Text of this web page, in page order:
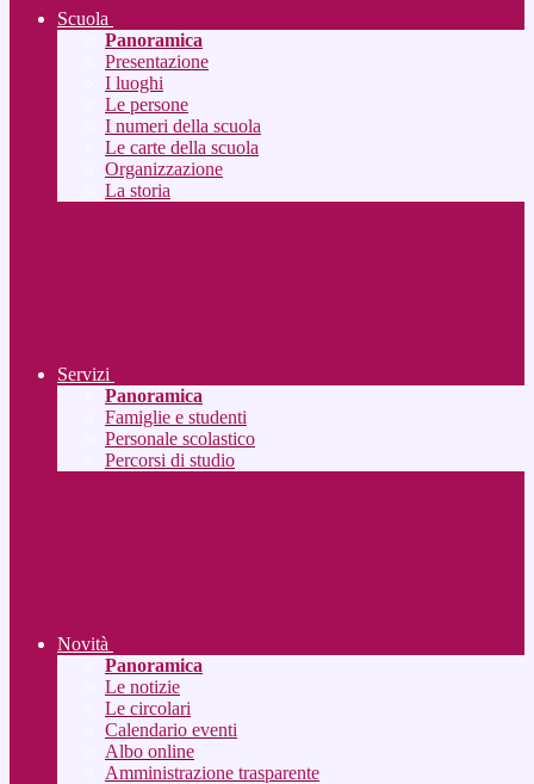
Scuola
Panoramica
Presentazione
I luoghi
Le persone
I numeri della scuola
Le carte della scuola
Organizzazione
La storia
Servizi
Panoramica
Famiglie e studenti
Personale scolastico
Percorsi di studio
Novità
Panoramica
Le notizie
Le circolari
Calendario eventi
Albo online
Amministrazione trasparente